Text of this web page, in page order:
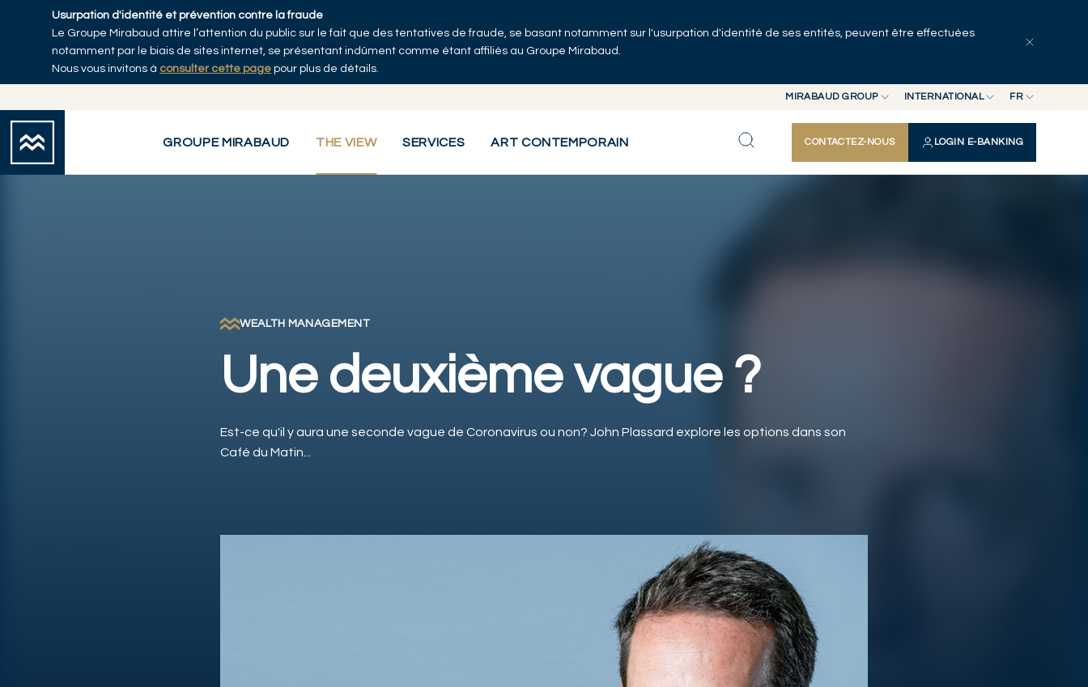
Skip to main content
Usurpation d'identité et prévention contre la fraude
Le Groupe Mirabaud attire l’attention du public sur le fait que des tentatives de fraude, se basant notamment sur l'usurpation d'identité de ses entités, peuvent être effectuées
notamment par le biais de sites internet, se présentant indûment comme étant affiliés au Groupe Mirabaud.
Nous vous invitons à consulter cette page pour plus de détails.
MIRABAUD GROUP
MIRABAUD GROUP
MIRABAUD ASSET MANAGEMENT
INTERNATIONAL
INTERNATIONAL
SUISSE
FR
EN
FR
GROUPE MIRABAUD THE VIEW SERVICES ART CONTEMPORAIN CONTACTEZ-NOUS LOGIN E-BANKING
Accueil
Auteurs
WEALTH MANAGEMENT
Une deuxième vague ?
Est-ce qu'il y aura une seconde vague de Coronavirus ou non? John Plassard explore les options dans son
Café du Matin...